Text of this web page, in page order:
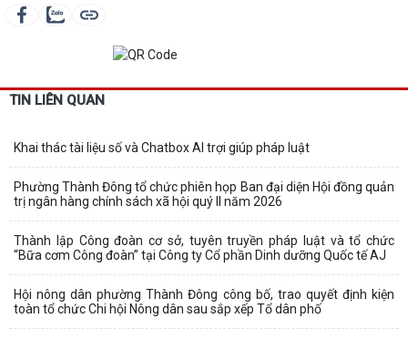
TIN LIÊN QUAN
Khai thác tài liệu số và Chatbox AI trợi giúp pháp luật
Phường Thành Đông tổ chức phiên họp Ban đại diện Hội đồng quản
trị ngân hàng chính sách xã hội quý II năm 2026
Thành lập Công đoàn cơ sở, tuyên truyền pháp luật và tổ chức
“Bữa cơm Công đoàn” tại Công ty Cổ phần Dinh dưỡng Quốc tế AJ
Hội nông dân phường Thành Đông công bố, trao quyết định kiện
toàn tổ chức Chi hội Nông dân sau sắp xếp Tổ dân phố